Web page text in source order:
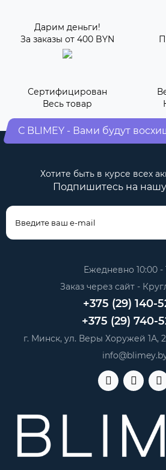
Дарим деньги!
За заказы от 400 BYN
Сертифицирован
Весь товар
С BLIMEY - Вами будут
Хотите быть в курсе всех
Подпишитесь на
Ежедневно 10:00 -
Заказ через сайт -
+375 (29) 140-
+375 (29) 740-
г. Минск, ул. Веры Хоружей 1А, 2